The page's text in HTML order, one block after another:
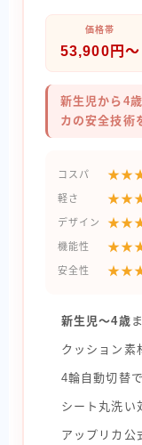
価格帯
53,900円〜
新生児から4
カの安全技術
コスパ
軽さ
デザイン
機能性
安全性
新生児〜4歳
クッション素
4輪自動切替
シート丸洗い
アップリカ公